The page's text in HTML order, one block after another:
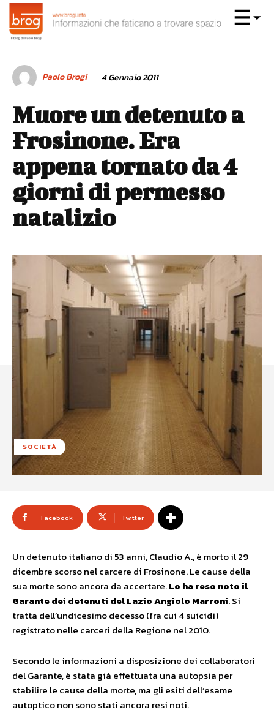
Paolo Brogi 4 Gennaio 2011
Muore un detenuto a
Frosinone. Era
appena tornato da 4
giorni di permesso
natalizio
SOCIETÀ
Facebook Twitter
Un detenuto italiano di 53 anni, Claudio A., è morto il 29
dicembre scorso nel carcere di Frosinone. Le cause della
sua morte sono ancora da accertare.Lo ha reso noto il
Garante dei detenuti del Lazio Angiolo Marroni. Si
tratta dell’undicesimo decesso (fra cui 4 suicidi)
registrato nelle carceri della Regione nel 2010.
Secondo le informazioni a disposizione dei collaboratori
del Garante, è stata già effettuata una autopsia per
stabilire le cause della morte, ma gli esiti dell’esame
autoptico non sono stati ancora resi noti.